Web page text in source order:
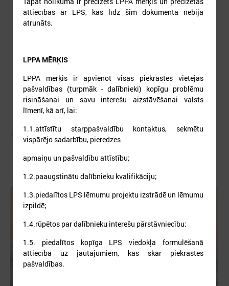
Autors:
attiecības ar LPS, kas līdz šim dokumentā nebija
atrunāts.
LPPA MĒRĶIS
LPPA mērķis ir apvienot visas piekrastes vietējās
pašvaldības (turpmāk - dalībnieki) kopīgu problēmu
risināšanai un savu interešu aizstāvēšanai valsts
līmenī, kā arī, lai:
1.1.attīstītu starppašvaldību kontaktus, sekmētu
vispārējo sadarbību, pieredzes
apmaiņu un pašvaldību attīstību;
1.2.paaugstinātu dalībnieku kvalifikāciju;
1.3.piedalītos LPS lēmumu projektu izstrādē un lēmumu
izpildē;
1.4.rūpētos par dalībnieku interešu pārstāvniecību;
1.5. piedalītos kopīga LPS viedokļa formulēšanā
attiecībā uz jautājumiem, kas skar piekrastes
pašvaldības.